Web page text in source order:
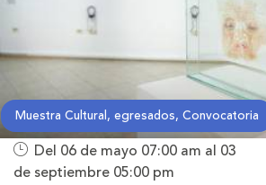
Muestra Cultural, egresados, Convocatoria
Del 06 de mayo 07:00 am al 03
de septiembre 05:00 pm